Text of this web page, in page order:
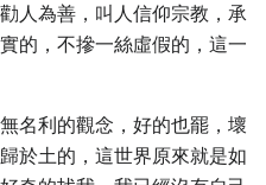
人為善，叫人信仰宗教，承
的，不摻一絲虛假的，這一
名利的觀念，好的也罷，壞
於土的，這世界原來就是如